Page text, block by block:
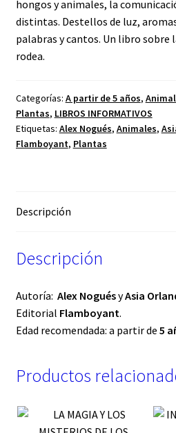
hongos y animales, la
distintas. Destellos de luz,
palabras y cantos. Un libro sobre
rodea.
Categorías: A partir de 5 años,
Plantas, LIBROS INFORMATIVOS
Etiquetas: Alex Nogués, Animales,
Flamboyant, Plantas
Descripción
Descripción
Autoría: Alex NoguésyAsia
Editorial Flamboyant.
Edad recomendada: a partir de 5
Productos